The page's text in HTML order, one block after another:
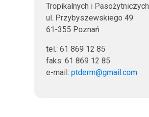
Tropikalnych i Pasożytniczych
ul. Przybyszewskiego 49
61-355 Poznań
tel.: 61 869 12 85
faks: 61 869 12 85
e-mail: ptderm@gmail.com